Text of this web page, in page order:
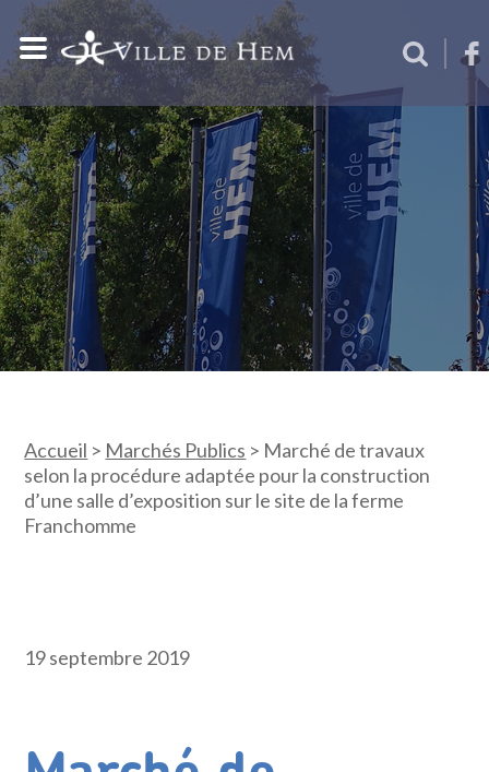
Accueil > Marchés Publics > Marché de travaux
selon la procédure adaptée pour la construction
d’une salle d’exposition sur le site de la ferme
Franchomme
19 septembre 2019